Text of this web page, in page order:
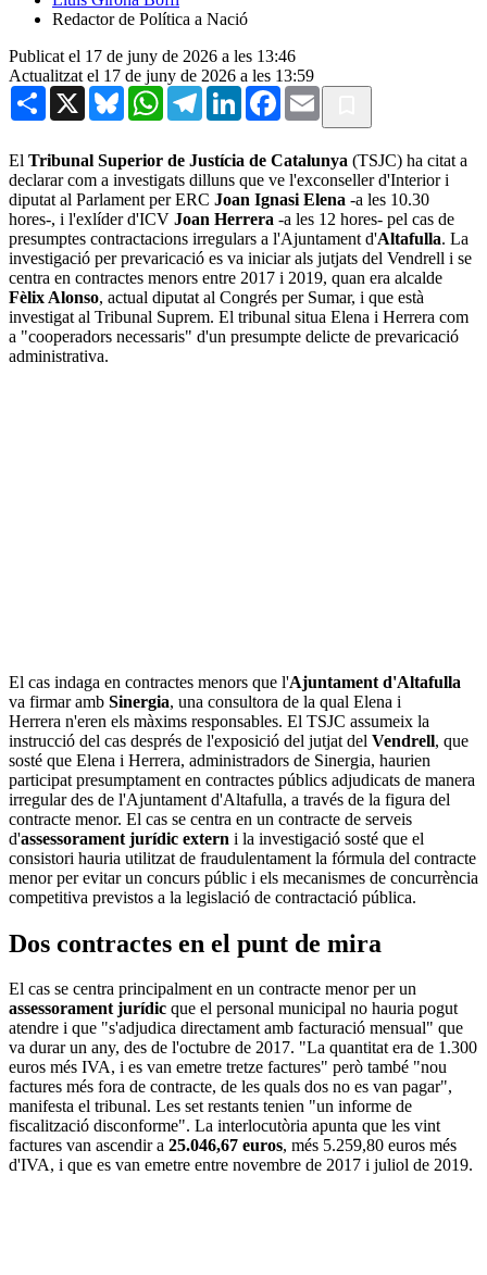
Redactor de Política a Nació
Publicat el 17 de juny de 2026 a les 13:46
Actualitzat el 17 de juny de 2026 a les 13:59
Share X BlueskyWhatsAppTelegramLinkedInFacebook
Email
El Tribunal Superior de Justícia de Catalunya (TSJC) ha citat a
declarar com a investigats dilluns que ve l'exconseller d'Interior i
diputat al Parlament per ERC Joan Ignasi Elena -a les 10.30
hores-, i l'exlíder d'ICV Joan Herrera -a les 12 hores- pel cas de
presumptes contractacions irregulars a l'Ajuntament d'Altafulla. La
investigació per prevaricació es va iniciar als jutjats del Vendrell i se
centra en contractes menors entre 2017 i 2019, quan era alcalde
Fèlix Alonso, actual diputat al Congrés per Sumar, i que està
investigat al Tribunal Suprem. El tribunal situa Elena i Herrera com
a "cooperadors necessaris" d'un presumpte delicte de prevaricació
administrativa.
El cas indaga en contractes menors que l'Ajuntament d'Altafulla
va firmar amb Sinergia, una consultora de la qual Elena i
Herrera n'eren els màxims responsables. El TSJC assumeix la
instrucció del cas després de l'exposició del jutjat del Vendrell, que
sosté que Elena i Herrera, administradors de Sinergia, haurien
participat presumptament en contractes públics adjudicats de manera
irregular des de l'Ajuntament d'Altafulla, a través de la figura del
contracte menor. El cas se centra en un contracte de serveis
d'assessorament jurídic extern i la investigació sosté que el
consistori hauria utilitzat de fraudulentament la fórmula del contracte
menor per evitar un concurs públic i els mecanismes de concurrència
competitiva previstos a la legislació de contractació pública.
Dos contractes en el punt de mira
El cas se centra principalment en un contracte menor per un
assessorament jurídic que el personal municipal no hauria pogut
atendre i que "s'adjudica directament amb facturació mensual" que
va durar un any, des de l'octubre de 2017. "La quantitat era de 1.300
euros més IVA, i es van emetre tretze factures" però també "nou
factures més fora de contracte, de les quals dos no es van pagar",
manifesta el tribunal. Les set restants tenien "un informe de
fiscalització disconforme". La interlocutòria apunta que les vint
factures van ascendir a 25.046,67 euros, més 5.259,80 euros més
d'IVA, i que es van emetre entre novembre de 2017 i juliol de 2019.